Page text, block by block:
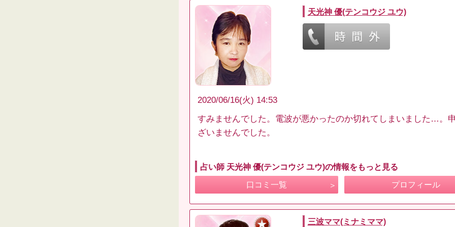
天光神 優(テンコウジ ユウ)
2020/06/16(火) 14:53
すみませんでした。電波が悪かったのか切れてしまいました…。
ざいませんでした。
占い師 天光神 優(テンコウジ ユウ)の情報をもっと見る
口コミ一覧 プロフィール
三波ママ(ミナミママ)